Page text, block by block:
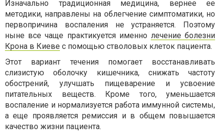
Изначально традиционная медицина, вернее ее
методики, направлены на облегчение симптоматики, но
первопричина воспаления не устраняется. Поэтому
ныне все чаще практикуется именно лечение болезни
Крона в Киеве с помощью стволовых клеток пациента.
Этот вариант течения помогает восстанавливать
слизистую оболочку кишечника, снижать частоту
обострений, улучшать пищеварение и усвоение
питательных веществ. Кроме того, уменьшается
воспаление и нормализуется работа иммунной системы,
а еще проявляется ремиссия и в общем повышается
качество жизни пациента.